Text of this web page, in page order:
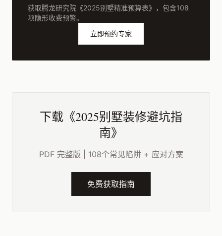
获取腾龙研究院《2025别墅精准预算表》，包含108
项隐形收费预警。
立即预约专家
下载《2025别墅装修避坑指
南》
PDF 完整版 | 108个常见陷阱 + 应对方案
免费获取指南